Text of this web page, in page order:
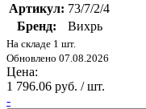
Артикул: 73/7/2/4
Бренд:
Вихрь
На складе 1 шт.
Обновлено 07.08.2026
Цена:
1 796.06 руб. / шт.
-